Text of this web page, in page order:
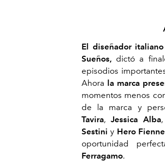
El diseñador
Sueños, dictó a
episodios
Ahora la marca
momentos menos
de la marca y
Tavira,Jessica Alba,
Sestini y Hero
oportunidad
Ferragamo.